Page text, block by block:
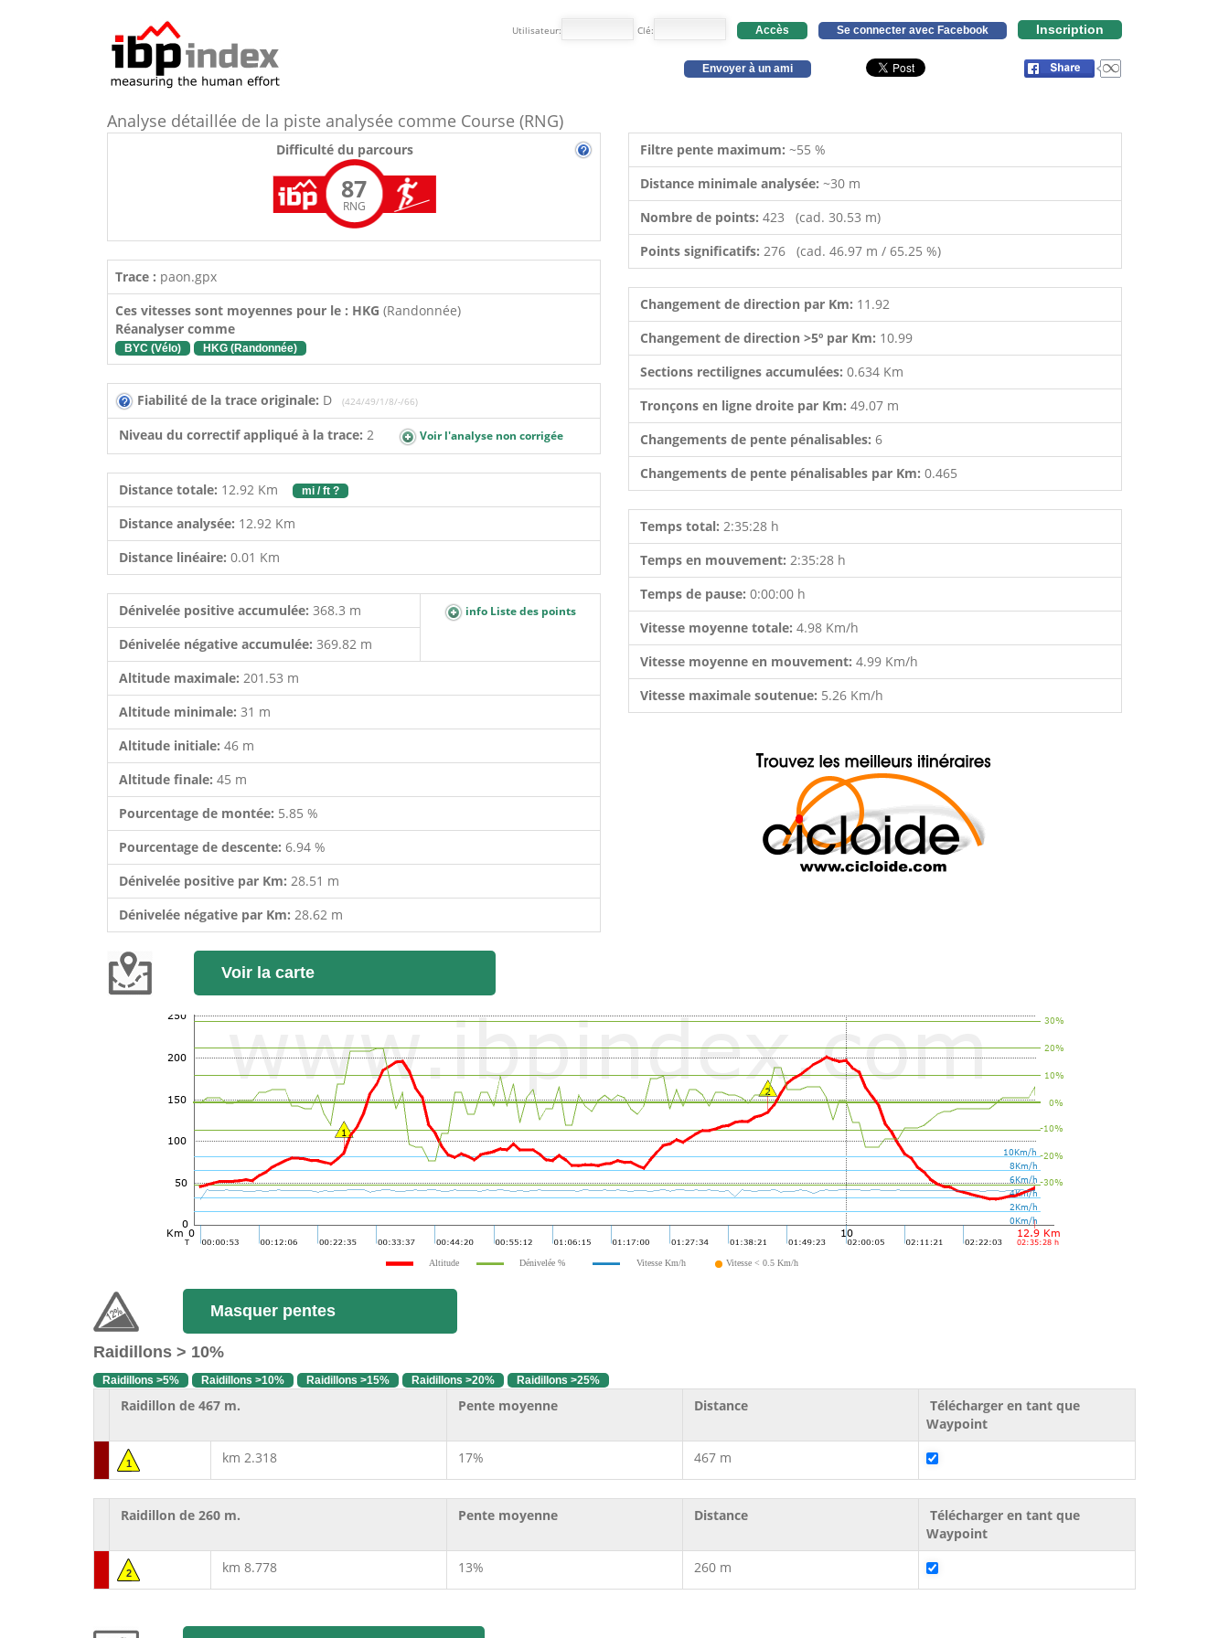
Utilisateur: Clé: Accès Se connecter avec Facebook Inscription
Envoyer à un ami
Analyse détaillée de la piste analysée comme Course (RNG)
Difficulté du parcours
87
RNG
Trace : paon.gpx
Ces vitesses sont moyennes pour le : HKG (Randonnée)
Réanalyser comme
BYC (Vélo) HKG (Randonnée)
Fiabilité de la trace originale: D (424/49/1/8/-/66)
Niveau du correctif appliqué à la trace: 2 Voir l'analyse non corrigée
Distance totale: 12.92 Km mi / ft ?
Distance analysée: 12.92 Km
Distance linéaire: 0.01 Km
Dénivelée positive accumulée: 368.3 m info Liste des points
Dénivelée négative accumulée: 369.82 m
Altitude maximale: 201.53 m
Altitude minimale: 31 m
Altitude initiale: 46 m
Altitude finale: 45 m
Pourcentage de montée: 5.85 %
Pourcentage de descente: 6.94 %
Dénivelée positive par Km: 28.51 m
Dénivelée négative par Km: 28.62 m
Filtre pente maximum: ~55 %
Distance minimale analysée: ~30 m
Nombre de points: 423 (cad. 30.53 m)
Points significatifs: 276 (cad. 46.97 m / 65.25 %)
Changement de direction par Km: 11.92
Changement de direction >5º par Km: 10.99
Sections rectilignes accumulées: 0.634 Km
Tronçons en ligne droite par Km: 49.07 m
Changements de pente pénalisables: 6
Changements de pente pénalisables par Km: 0.465
Temps total: 2:35:28 h
Temps en mouvement: 2:35:28 h
Temps de pause: 0:00:00 h
Vitesse moyenne totale: 4.98 Km/h
Vitesse moyenne en mouvement: 4.99 Km/h
Vitesse maximale soutenue: 5.26 Km/h
Voir la carte
Altitude Dénivelée % Vitesse Km/h Vitesse < 0.5 Km/h
Masquer pentes
Raidillons > 10%
Raidillons >5% Raidillons >10% Raidillons >15% Raidillons >20% Raidillons >25%
Raidillon de 467 m. Pente moyenne Distance
Télécharger en tant que
Waypoint
1 km 2.318 17% 467 m
Raidillon de 260 m. Pente moyenne Distance
Télécharger en tant que
Waypoint
2 km 8.778 13% 260 m